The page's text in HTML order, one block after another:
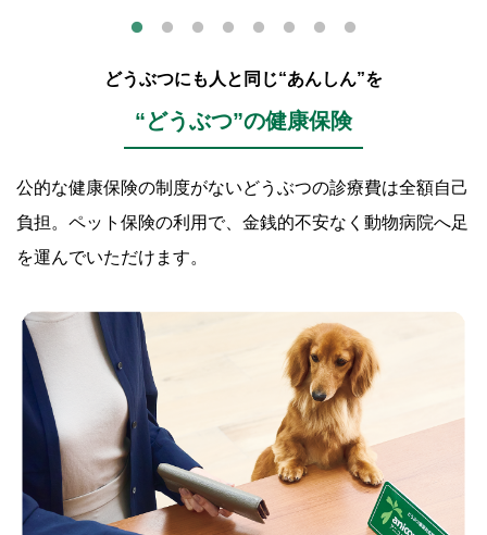
どうぶつにも人と同じ“あんしん”を
“どうぶつ”の健康保険
公的な健康保険の制度がないどうぶつの診療費は全額自己
負担。ペット保険の利用で、金銭的不安なく動物病院へ足
を運んでいただけます。